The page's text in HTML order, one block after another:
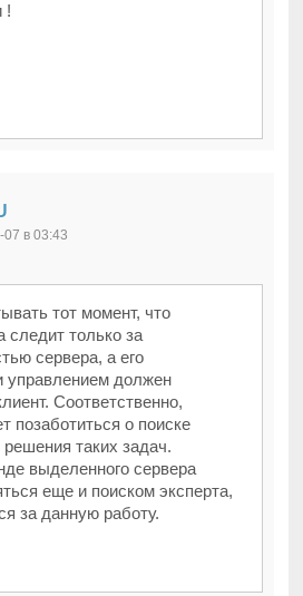
!
в 03:43
тот момент, что
следит только за
сервера, а его
управлением должен
Соответственно,
позаботиться о поиске
таких задач.
выделенного сервера
еще и поиском эксперта,
за данную работу.